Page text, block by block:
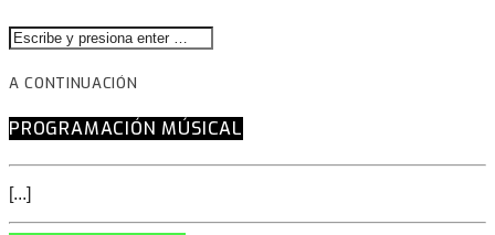
A CONTINUACIÓN
PROGRAMACIÓN MÚSICAL
[...]